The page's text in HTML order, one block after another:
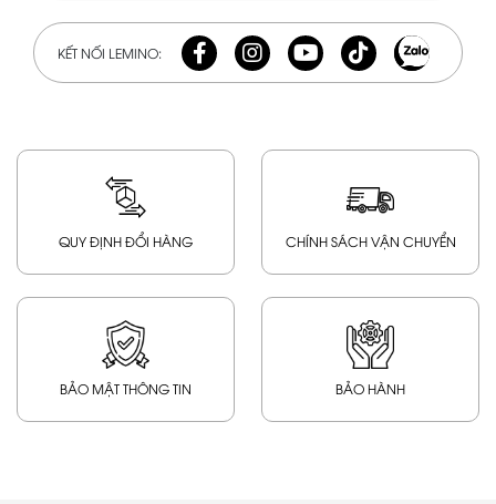
KẾT NỐI LEMINO:
QUY ĐỊNH ĐỔI HÀNG CHÍNH SÁCH VẬN CHUYỂN
BẢO MẬT THÔNG TIN BẢO HÀNH